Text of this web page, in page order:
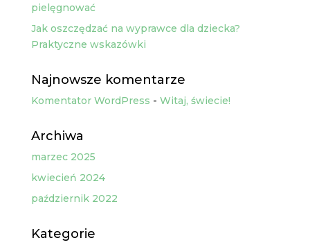
pielęgnować
Jak oszczędzać na wyprawce dla dziecka?
Praktyczne wskazówki
Najnowsze komentarze
Komentator WordPress - Witaj, świecie!
Archiwa
marzec 2025
kwiecień 2024
październik 2022
Kategorie